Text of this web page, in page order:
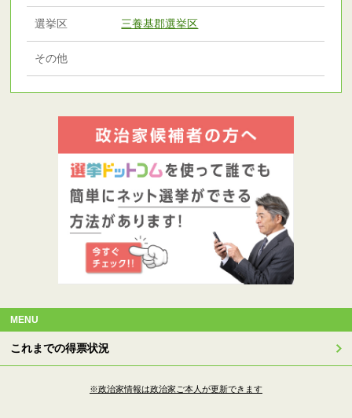
選挙区 三養基郡選挙区
その他
MENU
これまでの得票状況
※政治家情報は政治家ご本人が更新できます